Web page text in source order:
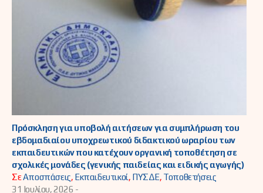
Πρόσκληση για υποβολή αιτήσεων για συμπλήρωση του
εβδομαδιαίου υποχρεωτικού διδακτικού ωραρίου των
εκπαιδευτικών που κατέχουν οργανική τοποθέτηση σε
σχολικές μονάδες (γενικής παιδείας και ειδικής αγωγής)
ΣεΑποσπάσεις, Εκπαιδευτικοί, ΠΥΣΔΕ, Τοποθετήσεις
31 Ιουλίου, 2026 -